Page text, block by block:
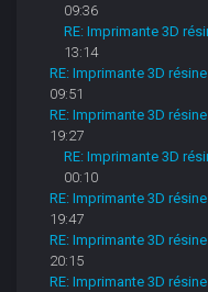
09:36
RE: Imprimante 3D
13:14
RE: Imprimante 3D
09:51
RE: Imprimante 3D
19:27
RE: Imprimante 3D
00:10
RE: Imprimante 3D
19:47
RE: Imprimante 3D
20:15
RE: Imprimante 3D